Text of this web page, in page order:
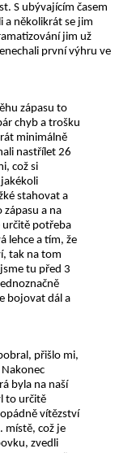
S ubývajícím časem
a několikrát se jim
jim už
první výhru ve
zápasu to
chyb a trošku
minimálně
nastřílet 26
což si
stahovat a
a na
určitě potřeba
lehce a tím, že
tak na tom
tu před 3
bojovat dál a
přišlo mi,
byla na naší
to určitě
vítězství
místě, což je
zvedli